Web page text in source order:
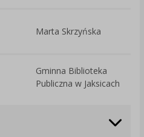
Marta Skrzyńska
Gminna Biblioteka
Publiczna w Jaksicach